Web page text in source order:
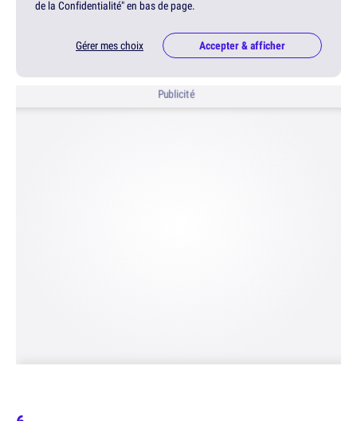
de la Confidentialité" en bas de page.
Gérer mes choix Accepter & afficher
Publicité